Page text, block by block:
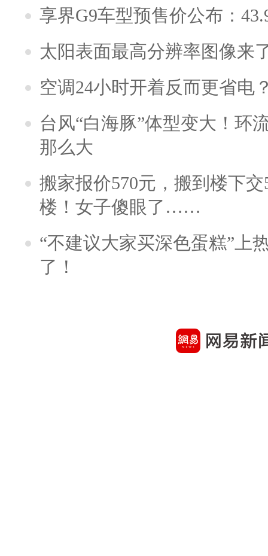
享界G9车型预售价公布：
太阳表面最高分辨率图像来
空调24小时开着反而更省电
台风“白海豚”体型变大！环
那么大
搬家报价570元，搬到楼下
楼！女子傻眼了……
“不建议大家买深色蛋糕”上
了！